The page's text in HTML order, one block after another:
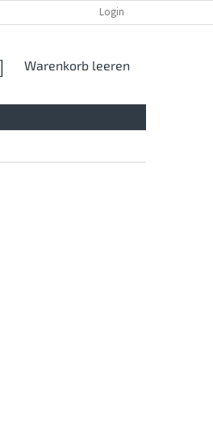
REKLAMATION UND WIDDERRUFSRECHT
Login
WARENKORB
Warenkorb leeren